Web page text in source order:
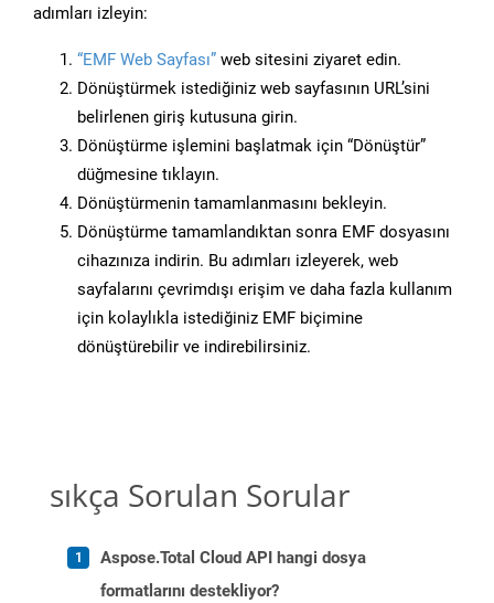
adımları izleyin:
“EMF Web Sayfası” web sitesini ziyaret edin.
Dönüştürmek istediğiniz web sayfasının URL’sini
belirlenen giriş kutusuna girin.
Dönüştürme işlemini başlatmak için “Dönüştür”
düğmesine tıklayın.
Dönüştürmenin tamamlanmasını bekleyin.
Dönüştürme tamamlandıktan sonra EMF dosyasını
cihazınıza indirin. Bu adımları izleyerek, web
sayfalarını çevrimdışı erişim ve daha fazla kullanım
için kolaylıkla istediğiniz EMF biçimine
dönüştürebilir ve indirebilirsiniz.
sıkça Sorulan Sorular
Aspose.Total Cloud API hangi dosya
formatlarını destekliyor?